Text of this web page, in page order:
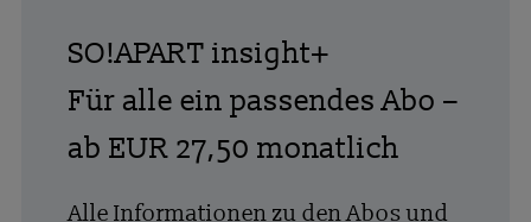
SO!APART insight+
Für alle ein passendes Abo –
ab EUR 27,50 monatlich
Alle Informationen zu den Abos und